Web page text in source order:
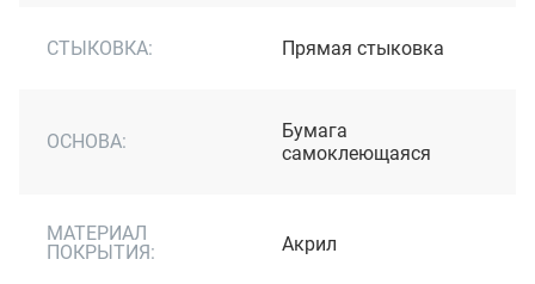
СТЫКОВКА: Прямая стыковка
ОСНОВА:
Бумага
самоклеющаяся
МАТЕРИАЛ
ПОКРЫТИЯ:
Акрил